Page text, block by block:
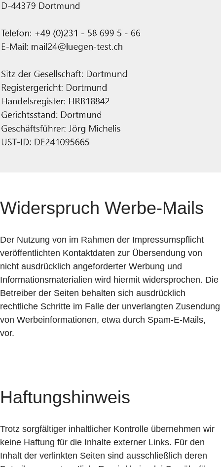
Widerspruch Werbe-Mails
Der Nutzung von im Rahmen der Impressumspflicht
veröffentlichten Kontaktdaten zur Übersendung von
nicht ausdrücklich angeforderter Werbung und
Informationsmaterialien wird hiermit widersprochen. Die
Betreiber der Seiten behalten sich ausdrücklich
rechtliche Schritte im Falle der unverlangten Zusendung
von Werbeinformationen, etwa durch Spam-E-Mails,
vor.
Haftungshinweis
Trotz sorgfältiger inhaltlicher Kontrolle übernehmen wir
keine Haftung für die Inhalte externer Links. Für den
Inhalt der verlinkten Seiten sind ausschließlich deren